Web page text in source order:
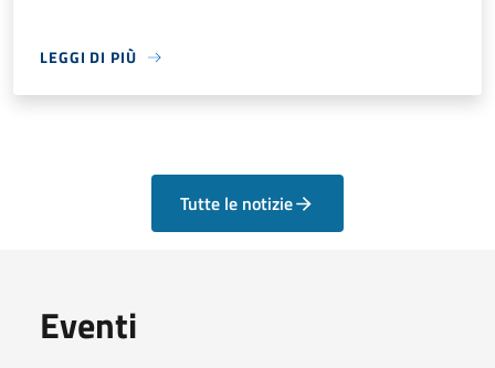
LEGGI DI PIÙ
Tutte le notizie
Eventi